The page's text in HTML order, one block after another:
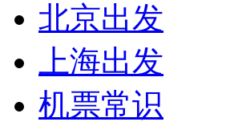
北京出发
上海出发
机票常识